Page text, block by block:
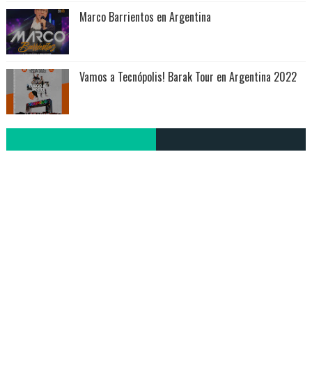
Marco Barrientos en Argentina
Vamos a Tecnópolis! Barak Tour en Argentina 2022